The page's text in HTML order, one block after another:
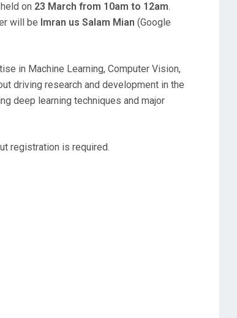
on 23 March from 10am to 12am.
will be Imran us Salam Mian (Google
in Machine Learning, Computer Vision,
driving research and development in the
deep learning techniques and major
registration is required.